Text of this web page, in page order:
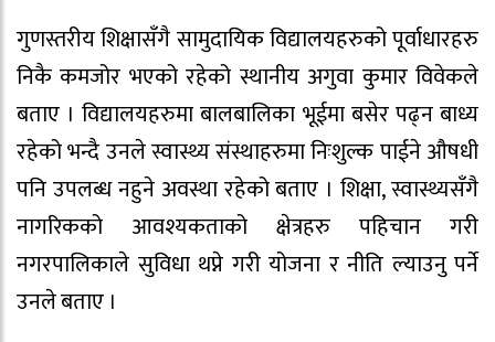
गुणस्तरीय शिक्षासँगै सामुदायिक विद्यालयहरुको पूर्वाधारहरु
निकै कमजोर भएको रहेको स्थानीय अगुवा कुमार विवेकले
बताए । विद्यालयहरुमा बालबालिका भूईमा बसेर पढ्न बाध्य
रहेको भन्दै उनले स्वास्थ्य संस्थाहरुमा निःशुल्क पाईने औषधी
पनि उपलब्ध नहुने अवस्था रहेको बताए । शिक्षा, स्वास्थ्यसँगै
नागरिकको आवश्यकताको क्षेत्रहरु पहिचान गरी
नगरपालिकाले सुविधा थप्ने गरी योजना र नीति ल्याउनु पर्ने
उनले बताए ।